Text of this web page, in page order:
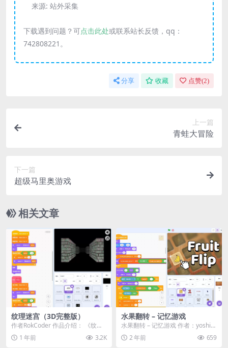
来源: 站外采集
下载遇到问题？可点击此处或联系站长反馈，qq：
742808221。
分享 收藏 点赞(2)
上一篇
青蛙大冒险
下一篇
超级马里奥游戏
相关文章
纹理迷宫（3D完整版）
作者RokCoder 作品介绍： 《纹理
迷宫》是一款充满挑战的迷宫探险
游戏，玩家...
1 年前 3.2K
水果翻转 – 记忆游戏
水果翻转 – 记忆游戏 作者：yoshih
ome 和朋友们一起玩这个...
2 年前 659